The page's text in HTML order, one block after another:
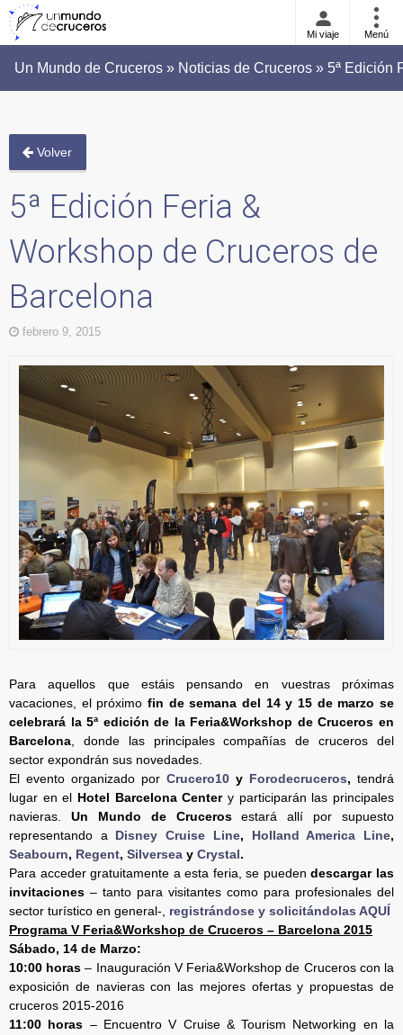
Mi viaje Menú
Un Mundo de Cruceros » Noticias de Cruceros » 5ª
Volver
5ª Edición Feria &
Workshop de Cruceros de
Barcelona
febrero 9, 2015
Para aquellos que estáis pensando en vuestras próximas
vacaciones, el próximo fin de semana del 14 y 15 de marzo se
celebrará la 5ª edición de la Feria&Workshop de Cruceros en
Barcelona, donde las principales compañías de cruceros del
sector expondrán sus novedades.
El evento organizado por Crucero10 y Forodecruceros, tendrá
lugar en el Hotel Barcelona Centery participarán las principales
navieras. Un Mundo de Crucerosestará allí por supuesto
representando a Disney Cruise Line, Holland America Line,
Seabourn, Regent, Silversea y Crystal.
Para acceder gratuitamente a esta feria, se puedendescargar las
invitaciones – tanto para visitantes como para profesionales del
sector turístico en general-, registrándose y solicitándolas AQUÍ
Programa V Feria&Workshop de Cruceros – Barcelona 2015
Sábado, 14 de Marzo:
10:00 horas – Inauguración V Feria&Workshop de Cruceros con la
exposición de navieras con las mejores ofertas y propuestas de
cruceros 2015-2016
11:00 horas – Encuentro V Cruise & Tourism Networking en la